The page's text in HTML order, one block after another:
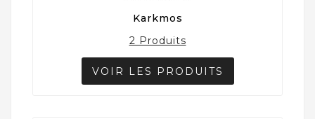
Karkmos
2 Produits
VOIR LES PRODUITS